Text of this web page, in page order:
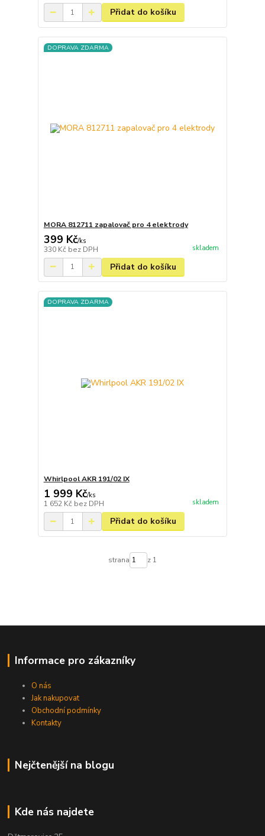
Přidat do košíku
DOPRAVA ZDARMA
MORA 812711 zapalovač pro 4 elektrody
399 Kč/ks
330 Kč bez DPH skladem
Přidat do košíku
DOPRAVA ZDARMA
Whirlpool AKR 191/02 IX
1 999 Kč/ks
1 652 Kč bez DPH skladem
Přidat do košíku
strana z 1
Informace pro zákazníky
O nás
Jak nakupovat
Obchodní podmínky
Kontakty
Nejčtenější na blogu
Kde nás najdete